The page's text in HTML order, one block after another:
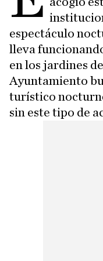
espectáculo
lleva
en los jardines
Ayuntamiento
turístico
sin este tipo de